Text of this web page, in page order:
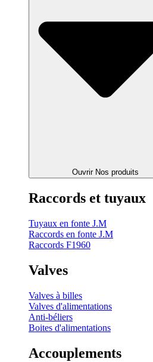
Ouvrir Nos produits
Raccords et tuyaux
Tuyaux en fonte J.M
Raccords en fonte J.M
Raccords F1960
Valves
Valves à billes
Valves d'alimentations
Anti-béliers
Boites d'alimentations
Accouplements